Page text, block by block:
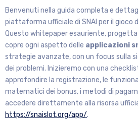
Benvenuti nella guida completa e
piattaforma ufficiale di SNAI per il gioco
Questo whitepaper esauriente,
copre ogni aspetto delle applicazioni
strategie avanzate, con un focus sulla
dei problemi. Inizieremo con una
approfondire la registrazione, le
matematici dei bonus, i metodi di
accedere direttamente alla risorsa
https://snaislot.org/app/.